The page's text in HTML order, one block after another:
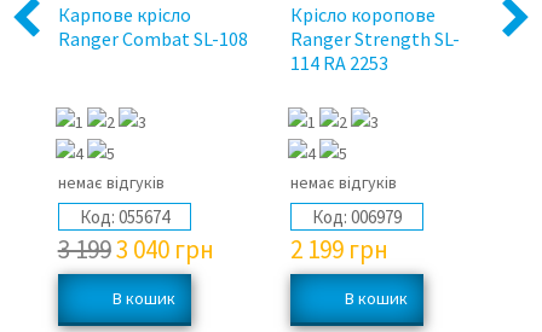
PreviousКарпове крісло
Ranger Сombat SL-108
немає відгуків
Код: 055674
3 1993 040 грн
Крiсло коропове
Ranger Strength SL-
114 RA 2253
немає відгуків
Код: 006979
2 199 грн
Next